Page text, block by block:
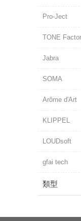
Pro-Ject
TONE
Jabra
SOMA
Arôme d'Art
KLIPPEL
LOUDsoft
gfai tech
類型